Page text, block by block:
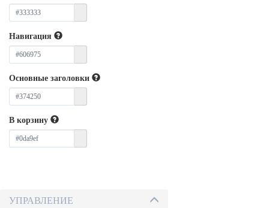
Навигация
Основные заголовки
В корзину
УПРАВЛЕНИЕ